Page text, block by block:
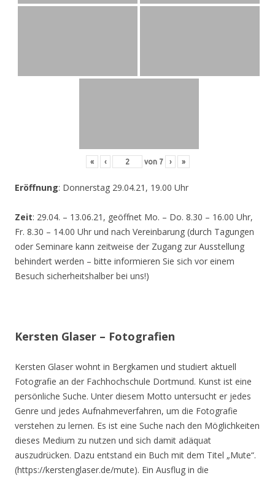
« ‹ von 7 › »
Eröffnung: Donnerstag 29.04.21, 19.00 Uhr
Zeit: 29.04. – 13.06.21, geöffnet Mo. – Do. 8.30 – 16.00 Uhr,
Fr. 8.30 – 14.00 Uhr und nach Vereinbarung (durch Tagungen
oder Seminare kann zeitweise der Zugang zur Ausstellung
behindert werden – bitte informieren Sie sich vor einem
Besuch sicherheitshalber bei uns!)
Kersten Glaser – Fotografien
Kersten Glaser wohnt in Bergkamen und studiert aktuell
Fotografie an der Fachhochschule Dortmund. Kunst ist eine
persönliche Suche. Unter diesem Motto untersucht er jedes
Genre und jedes Aufnahmeverfahren, um die Fotografie
verstehen zu lernen. Es ist eine Suche nach den Möglichkeiten
dieses Medium zu nutzen und sich damit adäquat
auszudrücken. Dazu entstand ein Buch mit dem Titel „Mute“.
(https://kerstenglaser.de/mute). Ein Ausflug in die